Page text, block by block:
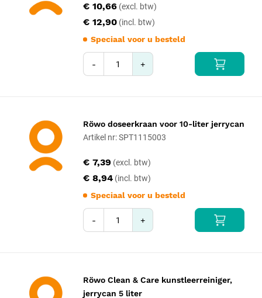
€ 12,90
€ 10,66
Speciaal voor u besteld
- +
Röwo doseerkraan voor 10-liter jerrycan
Artikel nr: SPT1115003
€ 8,94
€ 7,39
Speciaal voor u besteld
- +
Röwo Clean & Care kunstleerreiniger,
jerrycan 5 liter